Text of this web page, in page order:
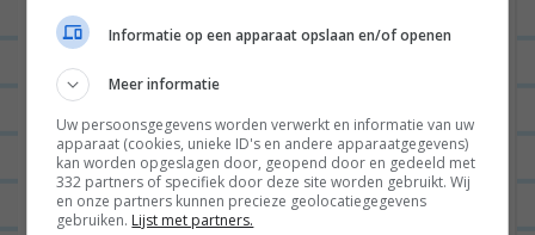
Hoi!
Welkom op mijn blog! Hier inspireer ik al sinds
Informatie op een apparaat opslaan en/of openen
Meer informatie
Uw persoonsgegevens worden verwerkt en informatie van uw
apparaat (cookies, unieke ID's en andere apparaatgegevens)
kan worden opgeslagen door, geopend door en gedeeld met
332 partners of specifiek door deze site worden gebruikt. Wij
en onze partners kunnen precieze geolocatiegegevens
gebruiken. Lijst met partners.